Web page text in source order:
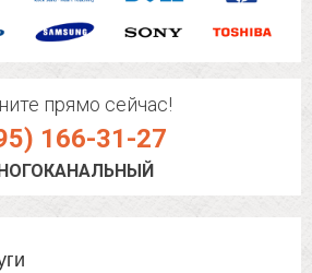
прямо сейчас!
166-31-27